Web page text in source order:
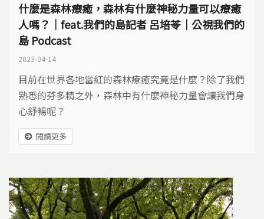
什麼是森林療癒，森林有什麼神秘力量可以療癒
人嗎？｜feat.我們的島記者 呂培苓｜公視我們的
島 Podcast
2023-04-14
目前在世界各地當紅的森林療癒究竟是什麼？除了我們
熟悉的芬多精之外，森林中有什麼神秘力量會讓我們身
心舒暢呢？
閱讀更多